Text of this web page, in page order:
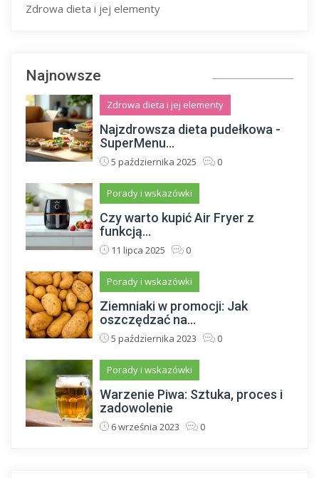
Zdrowa dieta i jej elementy
Najnowsze
Zdrowa dieta i jej elementy
Najzdrowsza dieta pudełkowa -
SuperMenu...
5 października 2025 0
Porady i wskazówki
Czy warto kupić Air Fryer z
funkcją...
11 lipca 2025 0
Porady i wskazówki
Ziemniaki w promocji: Jak
oszczędzać na...
5 października 2023 0
Porady i wskazówki
Warzenie Piwa: Sztuka, proces i
zadowolenie
6 września 2023 0